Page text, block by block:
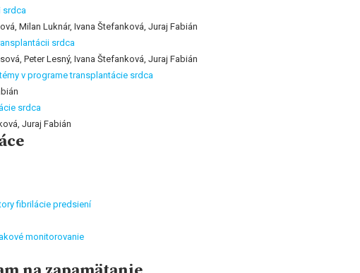
srdca
Milan Luknár, Ivana Štefanková, Juraj Fabián
srdca
Peter Lesný, Ivana Štefanková, Juraj Fabián
v programe transplantácie srdca
srdca
Juraj Fabián
fibrilácie predsiení
monitorovanie